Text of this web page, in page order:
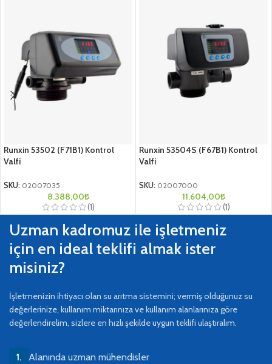
Runxin 53502 (F71B1) Kontrol
Valfi
SKU: 02007035
8.388,00₺
(1)
Runxin 53504S (F67B1) Kontrol
Valfi
SKU: 02007000
11.604,00₺
(1)
Uzman kadromuz ile işletmeniz
için en ideal teklifi almak ister
misiniz?
İşletmenizin ihtiyacı olan su arıtma sistemini; vermiş olduğunuz su
değerlerinize, kullanım miktarınıza ve kullanım alanlarınıza göre
değerlendirelim, sizlere en hızlı şekilde uygun teklifi ulaştıralım.
Alanında uzman mühendisler